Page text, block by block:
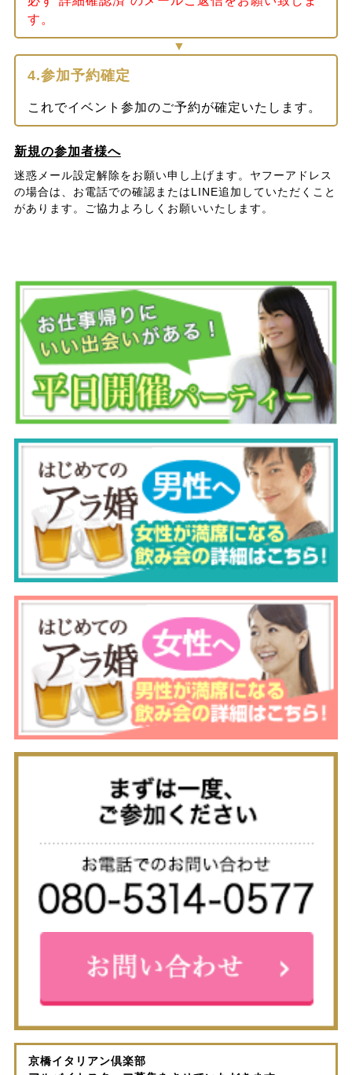
す。
4.参加予約確定
これでイベント参加のご予約が確定いたします。
新規の参加者様へ
迷惑メール設定解除をお願い申し上げます。ヤフーアドレス
の場合は、お電話での確認またはLINE追加していただくこと
があります。ご協力よろしくお願いいたします。
京橋イタリアン倶楽部